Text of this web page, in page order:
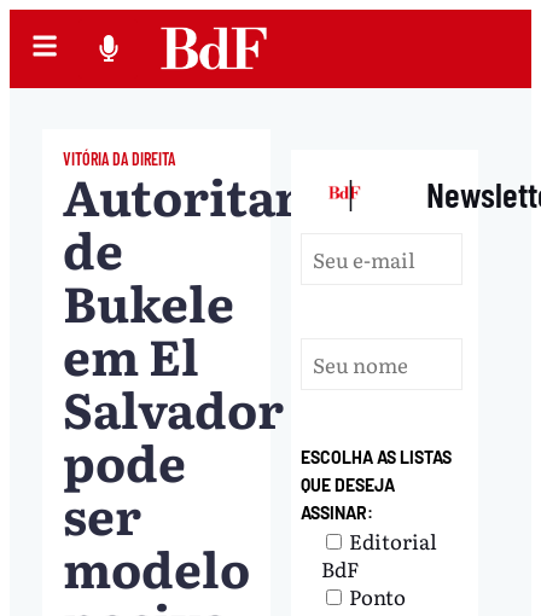
VITÓRIA DA DIREITA
Autoritarismo
de
Bukele
em El
Salvador
pode
ser
modelo
|
ESCOLHA AS LISTAS
QUE DESEJA
ASSINAR:
Editorial
BdF
Ponto